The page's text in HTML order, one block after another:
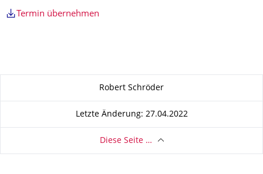
Termin übernehmen
Robert Schröder
Letzte Änderung: 27.04.2022
Diese Seite …